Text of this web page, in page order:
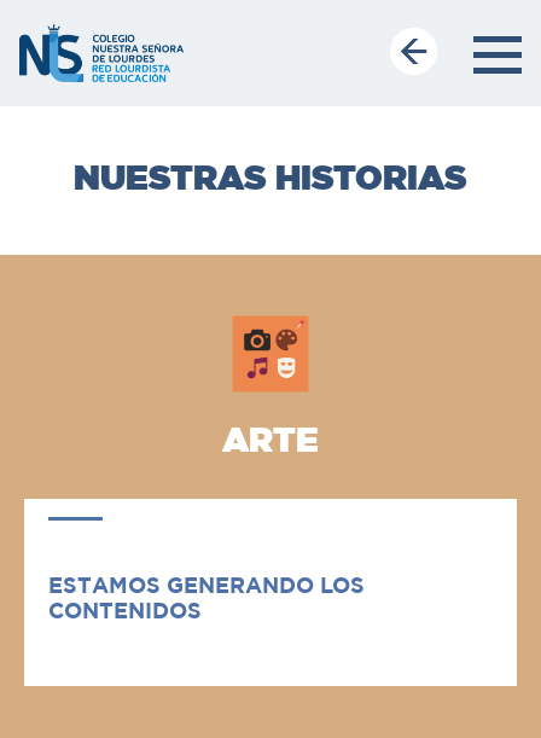
NUESTRAS HISTORIAS
ARTE
ESTAMOS GENERANDO LOS
CONTENIDOS